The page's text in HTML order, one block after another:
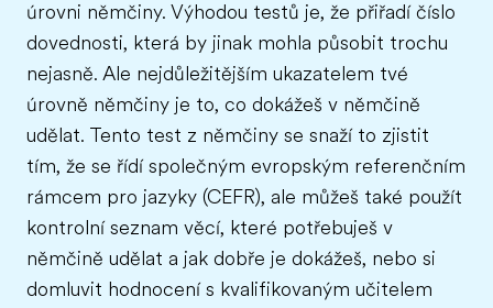
úrovni němčiny. Výhodou testů je, že přiřadí číslo
dovednosti, která by jinak mohla působit trochu
nejasně. Ale nejdůležitějším ukazatelem tvé
úrovně němčiny je to, co dokážeš v němčině
udělat. Tento test z němčiny se snaží to zjistit
tím, že se řídí společným evropským referenčním
rámcem pro jazyky (CEFR), ale můžeš také použít
kontrolní seznam věcí, které potřebuješ v
němčině udělat a jak dobře je dokážeš, nebo si
domluvit hodnocení s kvalifikovaným učitelem